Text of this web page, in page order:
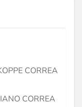
CORREA
CORREA